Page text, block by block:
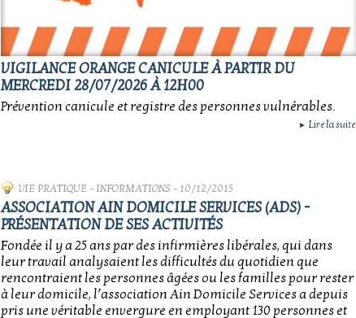
VIGILANCE ORANGE CANICULE À PARTIR DU
MERCREDI 28/07/2026 À 12H00
Prévention canicule et registre des personnes vulnérables.
► Lire la suite
VIE PRATIQUE- INFORMATIONS - 10/12/2015
ASSOCIATION AIN DOMICILE SERVICES (ADS) -
PRÉSENTATION DE SES ACTIVITÉS
Fondée il y a 25 ans par des infirmières libérales, qui dans
leur travail analysaient les difficultés du quotidien que
rencontraient les personnes âgées ou les familles pour rester
à leur domicile, l’association Ain Domicile Services a depuis
pris une véritable envergure en employant 130 personnes et